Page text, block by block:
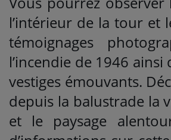
l’intérieur de la tour et
témoignages
l’incendie de 1946
vestiges émouvants.
depuis la balustrade la
et le paysage